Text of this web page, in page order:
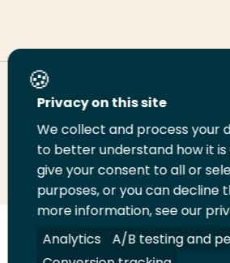
Deel deze pagina
Deel
LinkedIn
Deel
op
Twitter
Deel
op
Facebook
Email
deze
pagina
Print
deze
VolgVolgVolgVolg
Privacy on this site
We collect and process your
to better understand how it is
give your consent to all or
purposes, or you can decline
more information, see our
Analytics
A/B testing and